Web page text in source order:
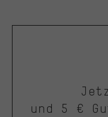
und 5 €